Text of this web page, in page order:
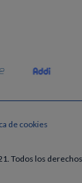
de cookies
Todos los